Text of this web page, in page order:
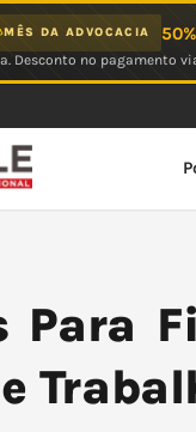
MÊS DA ADVOCACIA
Desconto no pagamento
Para